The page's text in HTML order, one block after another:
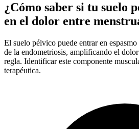
¿Cómo saber si tu suelo
en el dolor entre
El suelo pélvico puede entrar en
de la endometriosis, amplificando el
regla. Identificar este componente
terapéutica.